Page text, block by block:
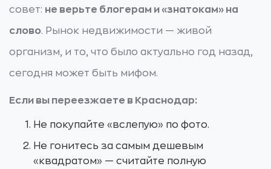
совет: не верьте блогерам и «знатокам» на
слово. Рынок недвижимости — живой
организм, и то, что было актуально год назад,
сегодня может быть мифом.
Если вы переезжаете в Краснодар:
Не покупайте «вслепую» по фото.
Не гонитесь за самым дешевым
«квадратом» — считайте полную